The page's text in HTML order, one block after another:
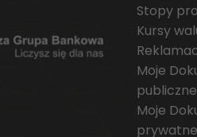
Stopy
Kursy
Moje
publiczne
Moje
prywatne